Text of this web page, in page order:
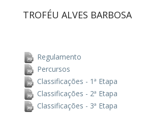
TROFÉU ALVES BARBOSA
Regulamento
Percursos
Classificações - 1ª Etapa
Classificações - 2ª Etapa
Classificações - 3ª Etapa